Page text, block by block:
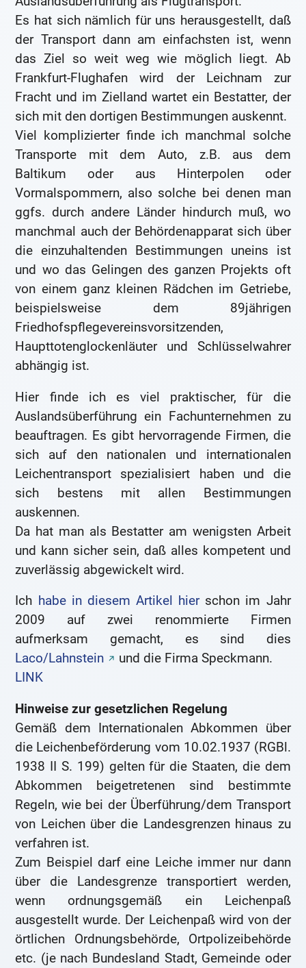
Es hat sich nämlich für uns herausgestellt, daß
der Transport dann am einfachsten ist, wenn
das Ziel so weit weg wie möglich liegt. Ab
Frankfurt-Flughafen wird der Leichnam zur
Fracht und im Zielland wartet ein Bestatter, der
sich mit den dortigen Bestimmungen auskennt.
Viel komplizierter finde ich manchmal solche
Transporte mit dem Auto, z.B. aus dem
Baltikum oder aus Hinterpolen oder
Vormalspommern, also solche bei denen man
ggfs. durch andere Länder hindurch muß, wo
manchmal auch der Behördenapparat sich über
die einzuhaltenden Bestimmungen uneins ist
und wo das Gelingen des ganzen Projekts oft
von einem ganz kleinen Rädchen im Getriebe,
beispielsweise dem 89jährigen
Friedhofspflegevereinsvorsitzenden,
Haupttotenglockenläuter und Schlüsselwahrer
abhängig ist.
Hier finde ich es viel praktischer, für die
Auslandsüberführung ein Fachunternehmen zu
beauftragen. Es gibt hervorragende Firmen, die
sich auf den nationalen und internationalen
Leichentransport spezialisiert haben und die
sich bestens mit allen Bestimmungen
auskennen.
Da hat man als Bestatter am wenigsten Arbeit
und kann sicher sein, daß alles kompetent und
zuverlässig abgewickelt wird.
Ich habe in diesem Artikel hierschon im Jahr
2009 auf zwei renommierte Firmen
aufmerksam gemacht, es sind dies
Laco/Lahnstein
und die Firma Speckmann.
LINK
Hinweise zur gesetzlichen Regelung
Gemäß dem Internationalen Abkommen über
die Leichenbeförderung vom 10.02.1937 (RGBl.
1938 II S. 199) gelten für die Staaten, die dem
Abkommen beigetretenen sind bestimmte
Regeln, wie bei der Überführung/dem Transport
von Leichen über die Landesgrenzen hinaus zu
verfahren ist.
Zum Beispiel darf eine Leiche immer nur dann
über die Landesgrenze transportiert werden,
wenn ordnungsgemäß ein Leichenpaß
ausgestellt wurde. Der Leichenpaß wird von der
örtlichen Ordnungsbehörde, Ortpolizeibehörde
etc. (je nach Bundesland Stadt, Gemeinde oder